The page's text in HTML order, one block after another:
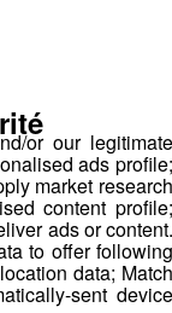
or our legitimate
ads profile;
market research
content profile;
ads or content.
to offer following
data; Match
sent device